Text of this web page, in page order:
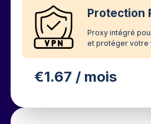
Protection
Proxy intégré
et protéger votre
€1.67 / mois